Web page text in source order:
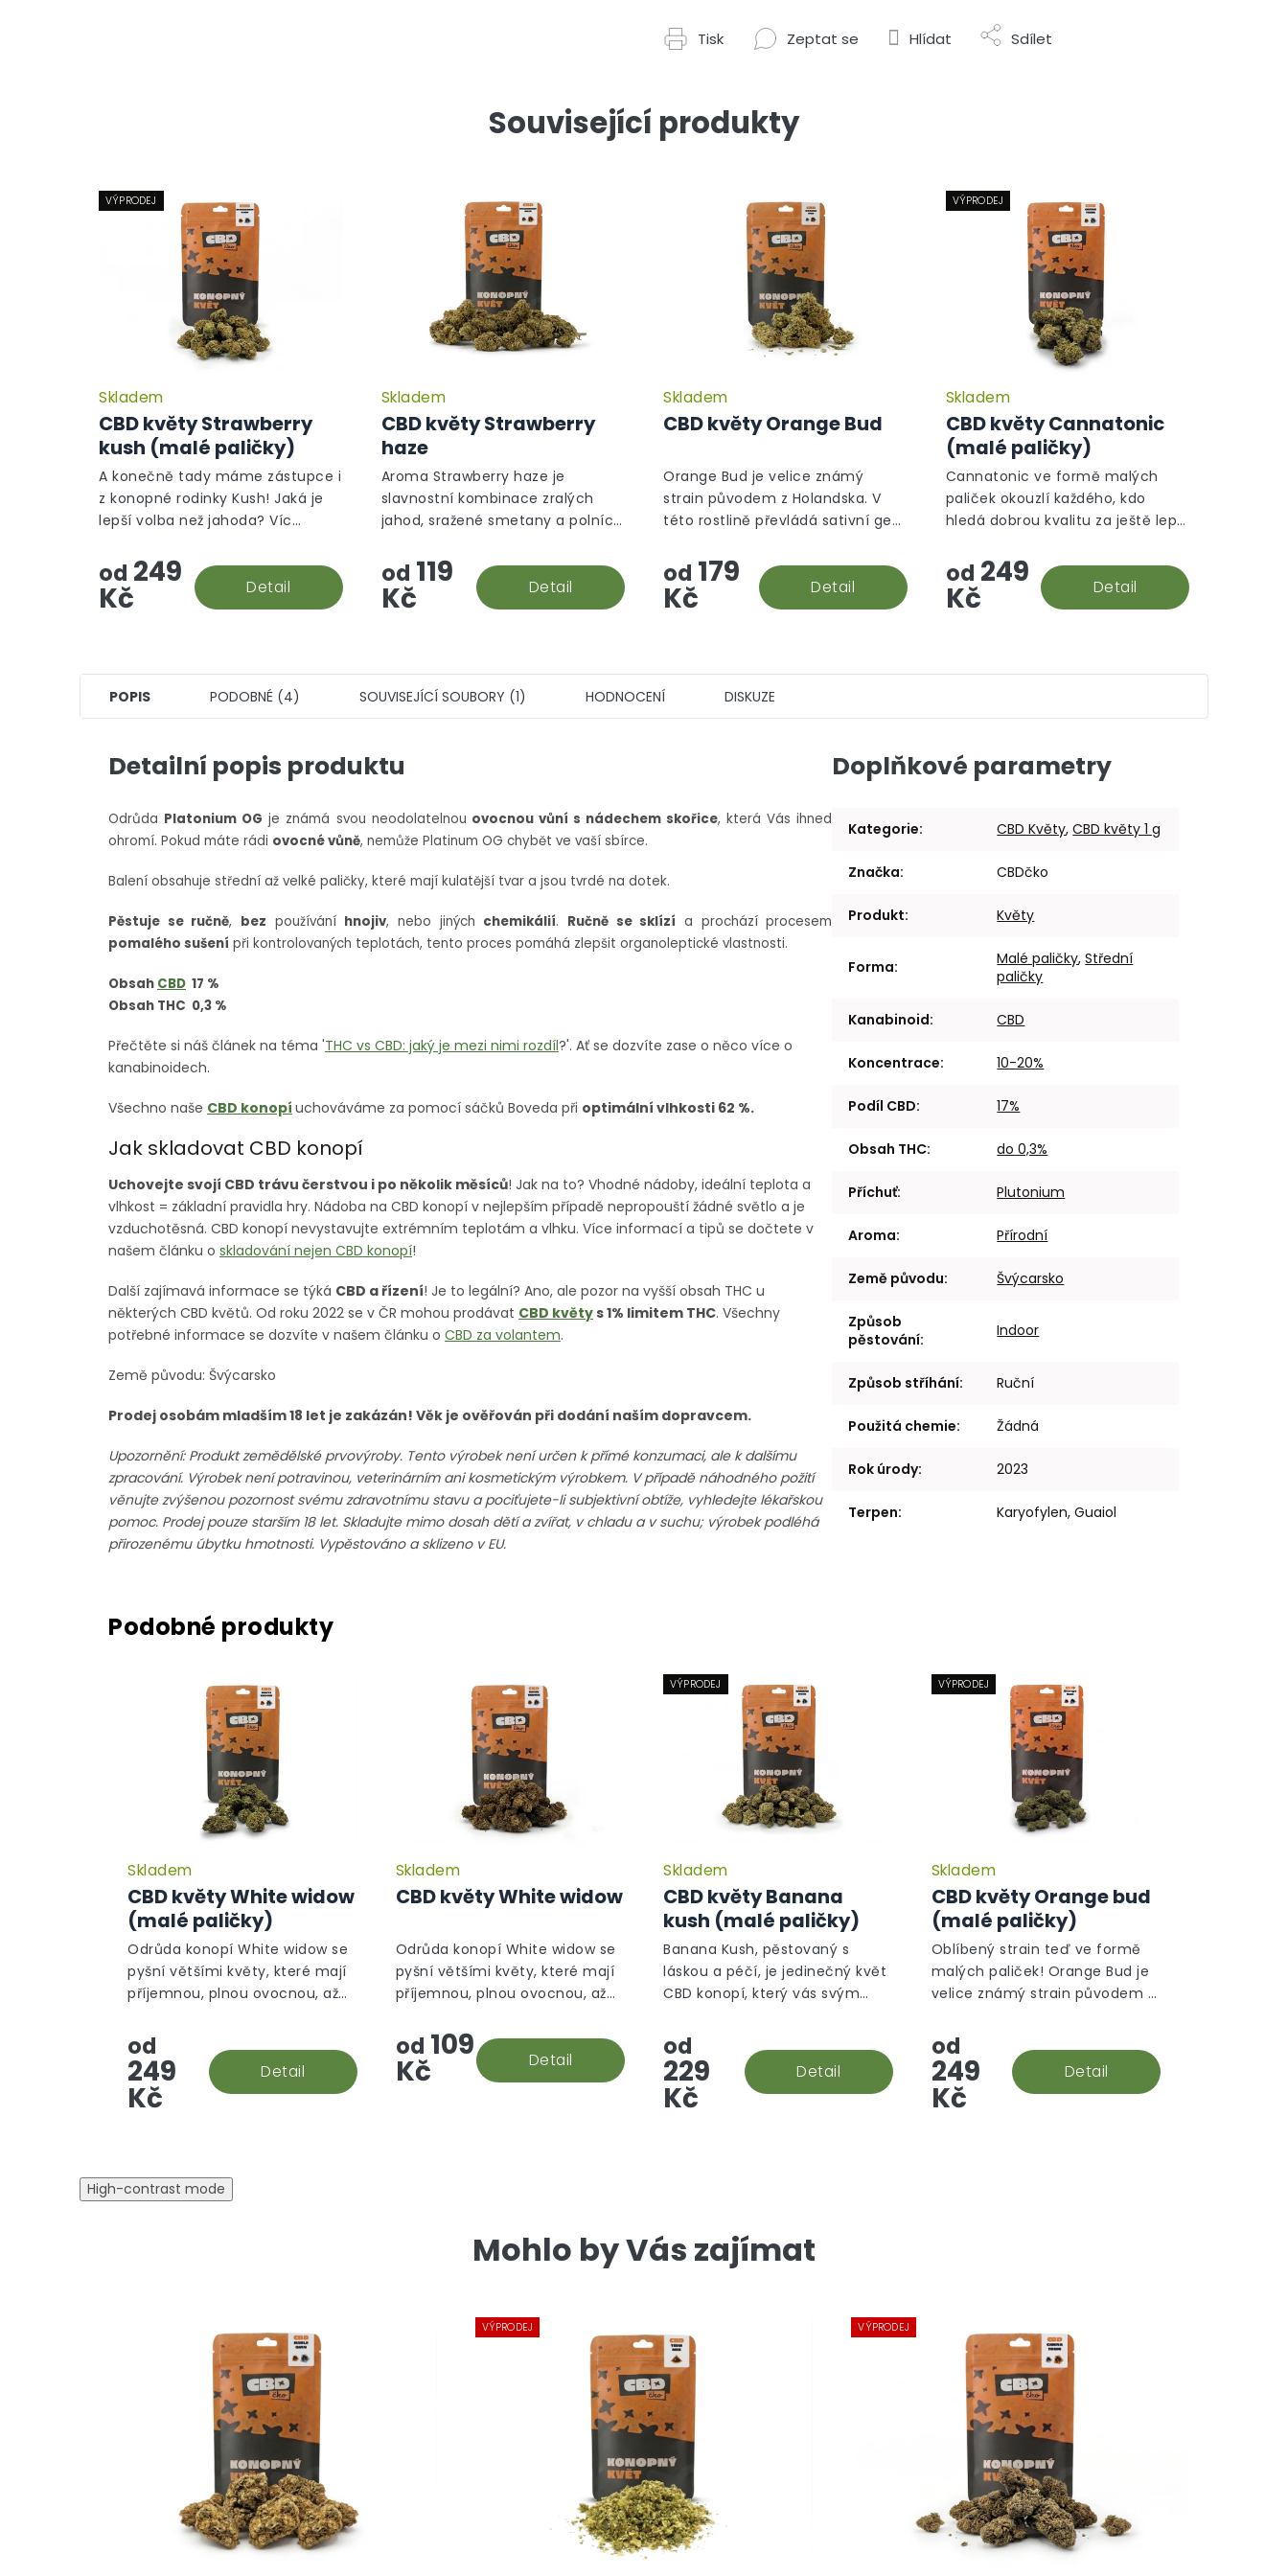
Tisk Zeptat se Hlídat Sdílet
Související produkty
VÝPRODEJ
CBD květy Strawberry
kush (malé paličky)
Skladem
od 249
Kč Detail
A konečně tady máme zástupce i
z konopné rodinky Kush! Jaká je
lepší volba než jahoda? Víc
nejlepší cenu! To je náš
Strawberry kush, greenhouse.
CBD květy Strawberry
haze
Skladem
od 119
Kč Detail
Aroma Strawberry haze je
slavnostní kombinace zralých
jahod, sražené smetany a polních
CBD květy Orange Bud
Průměrné
hodnocení
produktu
hvězdiček.
Skladem
od 179
Kč Detail
Orange Bud je velice známý
strain původem z Holandska. V
této rostlině převládá sativní gen
viditelný, díky velkému množství
oranžových pestíků.
VÝPRODEJ
CBD květy Cannatonic
(malé paličky)
Skladem
od 249
Kč Detail
Cannatonic ve formě malých
paliček okouzlí každého, kdo
hledá dobrou kvalitu za ještě lepší
POPIS PODOBNÉ (4) SOUVISEJÍCÍ SOUBORY (1) HODNOCENÍ DISKUZE
Detailní popis produktu
Odrůda Platonium OG je známá svou neodolatelnou ovocnou vůní s nádechem skořice, která Vás ihned
ohromí. Pokud máte rádi ovocné vůně, nemůže Platinum OG chybět ve vaší sbírce.
Balení obsahuje střední až velké paličky, které mají kulatější tvar a jsou tvrdé na dotek.
Pěstuje se ručně, bez používání hnojiv, nebo jiných chemikálií. Ručně se sklízí a prochází procesem
pomalého sušení při kontrolovaných teplotách, tento proces pomáhá zlepšit organoleptické vlastnosti.
Obsah CBD 17 %
Obsah THC 0,3 %
Přečtěte si náš článek na téma 'THC vs CBD: jaký je mezi nimi rozdíl?'. Ať se dozvíte zase o něco více o
kanabinoidech.
Všechno naše CBD konopí uchováváme za pomocí sáčků Boveda při optimální vlhkosti 62 %.
Jak skladovat CBD konopí
Uchovejte svojí CBD trávu čerstvou i po několik měsíců! Jak na to? Vhodné nádoby, ideální teplota a
vlhkost = základní pravidla hry. Nádoba na CBD konopí v nejlepším případě nepropouští žádné světlo a je
vzduchotěsná. CBD konopí nevystavujte extrémním teplotám a vlhku. Více informací a tipů se dočtete v
našem článku o skladování nejen CBD konopí!
Další zajímavá informace se týká CBD a řízení! Je to legální? Ano, ale pozor na vyšší obsah THC u
některých CBD květů. Od roku 2022 se v ČR mohou prodávat CBD květys 1% limitem THC. Všechny
potřebné informace se dozvíte v našem článku o CBD za volantem.
Země původu: Švýcarsko
Prodej osobám mladším 18 let je zakázán! Věk je ověřován při dodání naším dopravcem.
Upozornění: Produkt zemědělské prvovýroby. Tento výrobek není určen k přímé konzumaci, ale k dalšímu
zpracování. Výrobek není potravinou, veterinárním ani kosmetickým výrobkem. V případě náhodného požití
věnujte zvýšenou pozornost svému zdravotnímu stavu a pociťujete-li subjektivní obtíže, vyhledejte lékařskou
pomoc. Prodej pouze starším 18 let. Skladujte mimo dosah dětí a zvířat, v chladu a v suchu; výrobek podléhá
přirozenému úbytku hmotnosti. Vypěstováno a sklizeno v EU.
Doplňkové parametry
Kategorie: CBD Květy,CBD květy 1 g
Značka: CBDčko
Produkt: Květy
Forma: Malé paličky,Střední
paličky
Kanabinoid: CBD
Koncentrace: 10-20%
Podíl CBD: 17%
Obsah THC: do 0,3%
Příchuť: Plutonium
Aroma: Přírodní
Země původu: Švýcarsko
Způsob
pěstování: Indoor
Způsob stříhání: Ruční
Použitá chemie: Žádná
Rok úrody: 2023
Terpen: Karyofylen, Guaiol
CBD květy White widow
(malé paličky)
Průměrné
hodnocení
produktu
hvězdiček.
Skladem
od
249
Kč
Detail
Odrůda konopí White widow se
pyšní většími květy, které mají
příjemnou, plnou ovocnou, až
výhodné verzi malé paličky!
CBD květy White widow
Průměrné
hodnocení
produktu
hvězdiček.
Skladem
od 109
Kč Detail
Odrůda konopí White widow se
pyšní většími květy, které mají
příjemnou, plnou ovocnou, až
VÝPRODEJ
CBD květy Banana
kush (malé paličky)
Skladem
od
229
Kč
Detail
Banana Kush, pěstovaný s
láskou a péčí, je jedinečný květ
CBD konopí, který vás svým
oázy.
VÝPRODEJ
CBD květy Orange bud
(malé paličky)
Skladem
od
249
Kč
Detail
Oblíbený strain teď ve formě
malých paliček! Orange Bud je
velice známý strain původem z
převládá sativní gen a ten je na
první pohled ihned vidět.
High-contrast mode
Mohlo by Vás zajímat
VÝPRODEJ VÝPRODEJ